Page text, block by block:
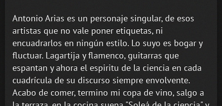
Antonio Arias es un personaje singular, de esos
artistas que no vale poner etiquetas, ni
encuadrarlos en ningún estilo. Lo suyo es bogar y
fluctuar. Lagartija y flamenco, guitarras que
espantan y ahora el espiritu de la ciencia en cada
cuadrícula de su discurso siempre envolvente.
Acabo de comer, termino mi copa de vino, salgo a